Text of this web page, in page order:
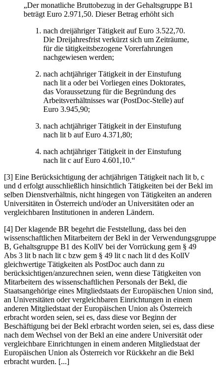
„Der monatliche Bruttobezug in der Gehaltsgruppe B1
beträgt Euro 2.971,50. Dieser Betrag erhöht sich
nach dreijähriger Tätigkeit auf Euro 3.522,70.
Die Dreijahresfrist verkürzt sich um Zeiträume,
für die tätigkeitsbezogene Vorerfahrungen
nachgewiesen werden;
nach achtjähriger Tätigkeit in der Einstufung
nach lit a oder bei Vorliegen eines Doktorates,
das Voraussetzung für die Begründung des
Arbeitsverhältnisses war (PostDoc-Stelle) auf
Euro 3.945,90;
nach achtjähriger Tätigkeit in der Einstufung
nach lit b auf Euro 4.371,80;
nach achtjähriger Tätigkeit in der Einstufung
nach lit c auf Euro 4.601,10.“
[3] Eine Berücksichtigung der achtjährigen Tätigkeit nach lit b, c
und d erfolgt ausschließlich hinsichtlich Tätigkeiten bei der Bekl im
selben Dienstverhältnis, nicht hingegen von Tätigkeiten an anderen
Universitäten in Österreich und/oder an Universitäten oder an
vergleichbaren Institutionen in anderen Ländern.
[4] Der klagende BR begehrt die Feststellung, dass bei den
wissenschaftlichen Mitarbeitern der Bekl in der Verwendungsgruppe
B, Gehaltsgruppe B1 des KollV bei der Vorrückung gem § 49
Abs 3 lit b nach lit c bzw gem § 49 lit c nach lit d des KollV
gleichwertige Tätigkeiten als PostDoc auch dann zu
berücksichtigen/anzurechnen seien, wenn diese Tätigkeiten von
Mitarbeitern des wissenschaftlichen Personals der Bekl, die
Staatsangehörige eines Mitgliedstaats der Europäischen Union sind,
an Universitäten oder vergleichbaren Einrichtungen in einem
anderen Mitgliedstaat der Europäischen Union als Österreich
erbracht worden seien, sei es, dass diese vor Beginn der
Beschäftigung bei der Bekl erbracht worden seien, sei es, dass diese
nach dem Wechsel von der Bekl an eine andere Universität oder
vergleichbare Einrichtungen in einem anderen Mitgliedstaat der
Europäischen Union als Österreich vor Rückkehr an die Bekl
erbracht wurden. [...]